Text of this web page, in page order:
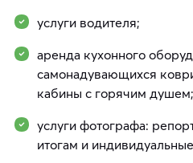
услуги водителя;
аренда кухонного
самонадувающихся
кабины с горячим душем;
услуги фотографа:
итогам и